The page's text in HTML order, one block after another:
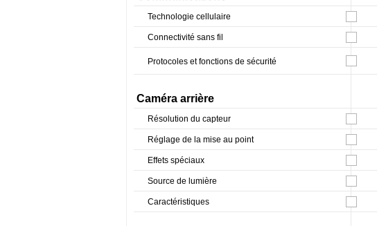
Technologie cellulaire
Connectivité sans fil
Protocoles et fonctions de sécurité
Caméra arrière
Résolution du capteur
Réglage de la mise au point
Effets spéciaux
Source de lumière
Caractéristiques